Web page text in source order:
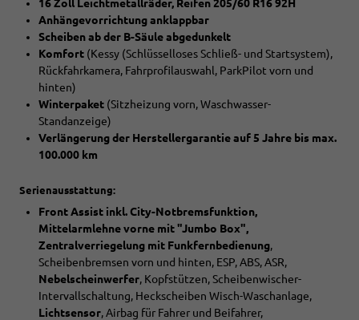
16 Zoll Leichtmetallräder, Reifen 205/60 R16 92H
Anhängevorrichtung anklappbar
Scheiben ab der B-Säule abgedunkelt
Komfort (Kessy (Schlüsselloses Schließ- und Startsystem),
Rückfahrkamera, Fahrprofilauswahl, ParkPilot vorn und
hinten)
Winterpaket (Sitzheizung vorn, Waschwasser-
Standanzeige)
Verlängerung der Herstellergarantie auf 5 Jahre bis max.
100.000 km
Serienausstattung:
Front Assist inkl. City-Notbremsfunktion,
Mittelarmlehne vorne mit "Jumbo Box",
Zentralverriegelung mit Funkfernbedienung,
Scheibenbremsen vorn und hinten, ESP, ABS, ASR,
Nebelscheinwerfer, Kopfstützen, Scheibenwischer-
Intervallschaltung, Heckscheiben Wisch-Waschanlage,
Lichtsensor, Airbag für Fahrer und Beifahrer,